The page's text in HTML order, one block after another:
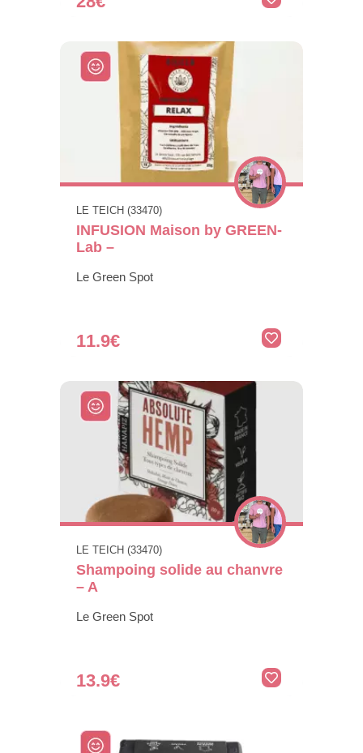
LE TEICH (33470)
INFUSION Maison by GREEN-
Lab –
Le Green Spot
11.9€
LE TEICH (33470)
Shampoing solide au chanvre
– A
Le Green Spot
13.9€